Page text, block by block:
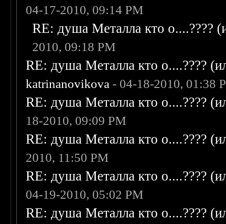
04-17-2010, 09:14 PM
RE: душа Металла кто о....????
2010, 09:18 PM
RE: душа Металла кто о....????
katrinanovikova - 04-18-2010, 01:38
RE: душа Металла кто о....????
18-2010, 09:09 PM
RE: душа Металла кто о....????
2010, 11:50 PM
RE: душа Металла кто о....????
04-19-2010, 05:02 PM
RE: душа Металла кто о....????